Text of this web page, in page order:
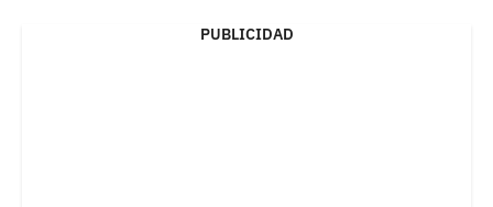
PUBLICIDAD